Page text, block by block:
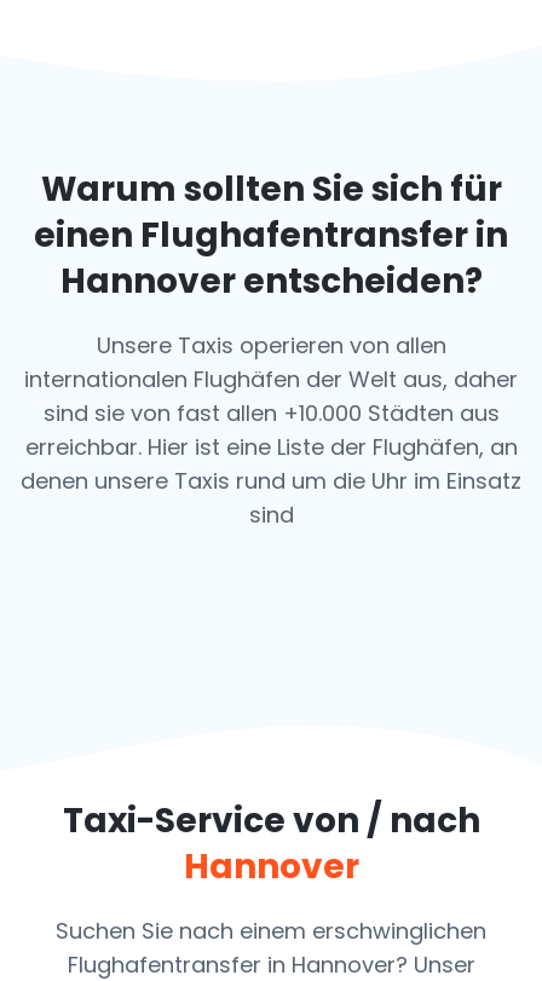
Warum sollten Sie sich für
einen Flughafentransfer in
Hannover entscheiden?
Unsere Taxis operieren von allen
internationalen Flughäfen der Welt aus, daher
sind sie von fast allen +10.000 Städten aus
erreichbar. Hier ist eine Liste der Flughäfen, an
denen unsere Taxis rund um die Uhr im Einsatz
sind
Taxi-Service von / nach
Hannover
Suchen Sie nach einem erschwinglichen
Flughafentransfer in Hannover? Unser